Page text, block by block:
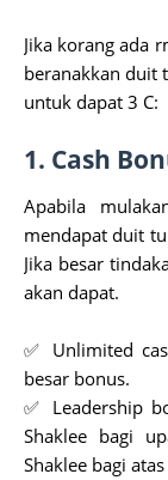
Jika korang ada
beranakkan duit
untuk dapat 3 C:
1. Cash
Apabila
mendapat duit
Jika besar
akan dapat.
✅ Unlimited
besar bonus.
✅ Leadership
Shaklee bagi
Shaklee bagi